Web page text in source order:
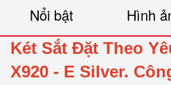
Nổi bật Hình
Két Sắt Đặt Theo
X920 - E Silver.